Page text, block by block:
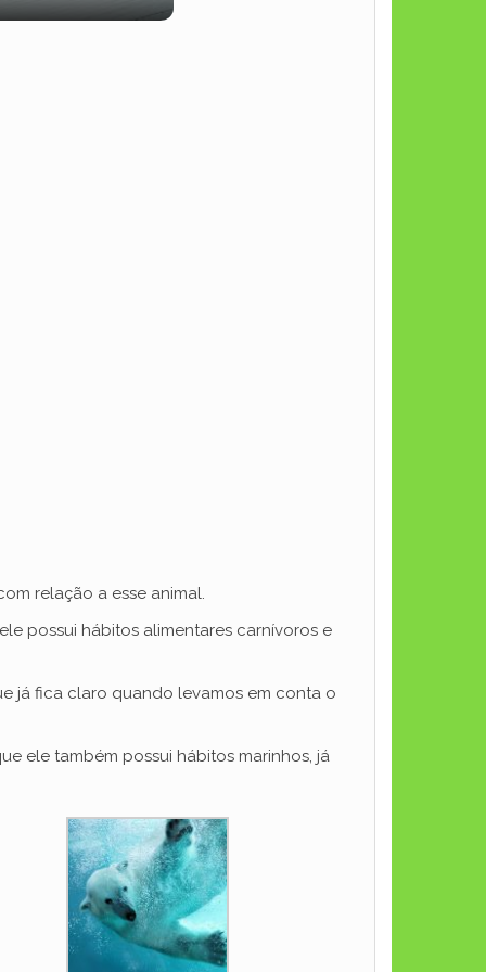
relação a esse animal.
possui hábitos alimentares carnívoros e
já fica claro quando levamos em conta o
ele também possui hábitos marinhos, já